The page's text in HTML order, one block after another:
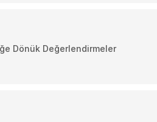
Dönük Değerlendirmeler